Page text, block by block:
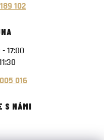
102
17:00
016
S NÁMI